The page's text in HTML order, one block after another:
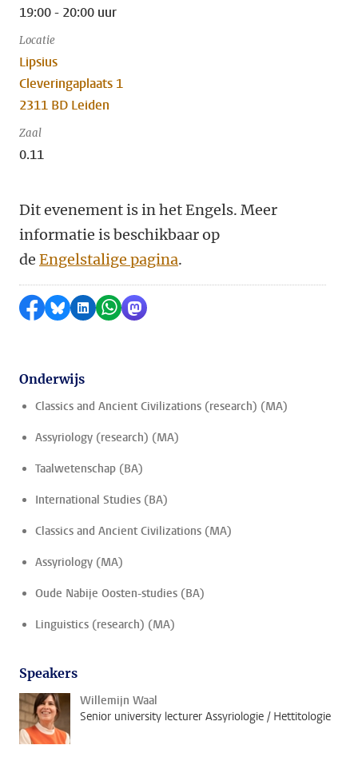
19:00 - 20:00 uur
Locatie
Lipsius
Cleveringaplaats 1
2311 BD Leiden
Zaal
0.11
Dit evenement is in het Engels. Meer
informatie is beschikbaar op
de Engelstalige pagina.
Delen op Facebook
Delen via Bluesky
Delen op LinkedIn
Delen via WhatsApp
Delen via Mastodon
Onderwijs
Classics and Ancient Civilizations (research) (MA)
Assyriology (research) (MA)
Taalwetenschap (BA)
International Studies (BA)
Classics and Ancient Civilizations (MA)
Assyriology (MA)
Oude Nabije Oosten-studies (BA)
Linguistics (research) (MA)
Speakers
Willemijn Waal
Senior university lecturer Assyriologie / Hettitologie